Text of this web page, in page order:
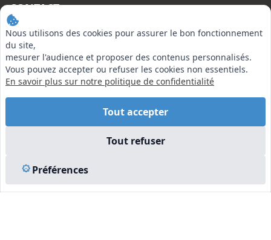
Nous utilisons des cookies pour assurer le bon fonctionnement
du site,
mesurer l'audience et proposer des contenus personnalisés.
Vous pouvez accepter ou refuser les cookies non essentiels.
En savoir plus sur notre politique de confidentialité
Tout accepter
Tout refuser
Préférences
CONTACT
Centre National de l’Expertise (CNE)
20 rue Henri Regnault, 75008 Paris
N°VERT : 0800 00 80 89
Liens utiles
Plan du site